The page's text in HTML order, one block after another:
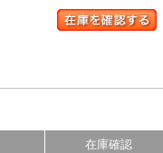
在庫確認